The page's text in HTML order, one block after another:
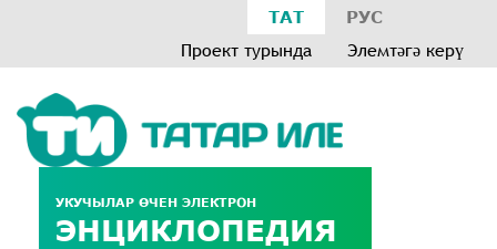
ТАТ РУС
Проект турында Элемтәгә керү
УКУЧЫЛАР ӨЧЕН ЭЛЕКТРОН
ЭНЦИКЛОПЕДИЯ